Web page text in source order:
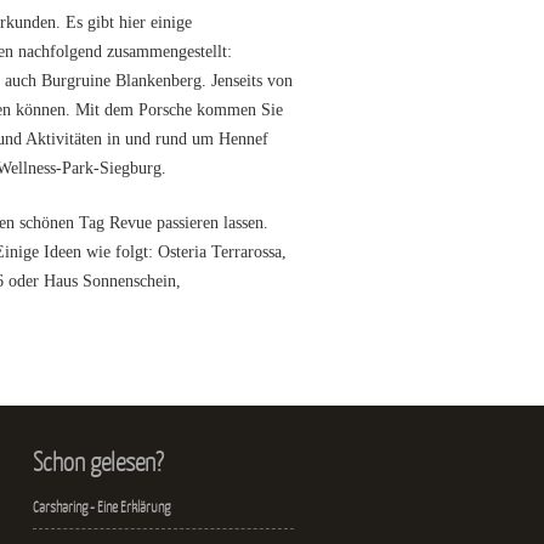
Es gibt hier einige
nachfolgend zusammengestellt:
Burgruine Blankenberg. Jenseits von
können. Mit dem Porsche kommen Sie
Aktivitäten in und rund um Hennef
Park-Siegburg.
schönen Tag Revue passieren lassen.
Ideen wie folgt: Osteria Terrarossa,
Haus Sonnenschein,
Schon gelesen?
Carsharing - Eine Erklärung